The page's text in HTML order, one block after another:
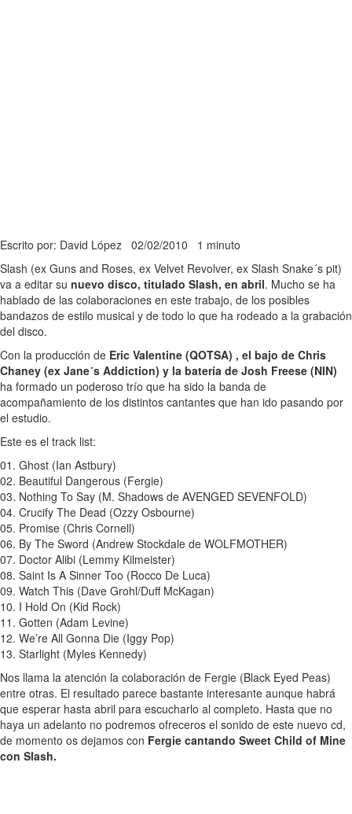
Escrito por: David López 02/02/2010 1 minuto
Slash (ex Guns and Roses, ex Velvet Revolver, ex Slash Snake´s pit)
va a editar su nuevo disco, titulado Slash, en abril. Mucho se ha
hablado de las colaboraciones en este trabajo, de los posibles
bandazos de estilo musical y de todo lo que ha rodeado a la grabación
del disco.
Con la producción de Eric Valentine (QOTSA) , el bajo de Chris
Chaney (ex Jane´s Addiction) y la batería de Josh Freese (NIN)
ha formado un poderoso trío que ha sido la banda de
acompañamiento de los distintos cantantes que han ido pasando por
el estudio.
Este es el track list:
01. Ghost (Ian Astbury)
02. Beautiful Dangerous (Fergie)
03. Nothing To Say (M. Shadows de AVENGED SEVENFOLD)
04. Crucify The Dead (Ozzy Osbourne)
05. Promise (Chris Cornell)
06. By The Sword (Andrew Stockdale de WOLFMOTHER)
07. Doctor Alibi (Lemmy Kilmeister)
08. Saint Is A Sinner Too (Rocco De Luca)
09. Watch This (Dave Grohl/Duff McKagan)
10. I Hold On (Kid Rock)
11. Gotten (Adam Levine)
12. We’re All Gonna Die (Iggy Pop)
13. Starlight (Myles Kennedy)
Nos llama la atención la colaboración de Fergie (Black Eyed Peas)
entre otras. El resultado parece bastante interesante aunque habrá
que esperar hasta abril para escucharlo al completo. Hasta que no
haya un adelanto no podremos ofreceros el sonido de este nuevo cd,
de momento os dejamos con Fergie cantando Sweet Child of Mine
con Slash.